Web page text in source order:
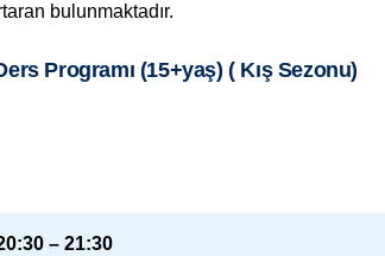
bulunmaktadır.
Programı (15+yaş) ( Kış Sezonu)
– 21:30